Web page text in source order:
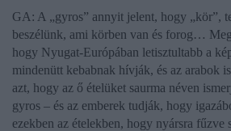
GA: A „gyros” annyit jelent, hogy „kör”,
beszélünk, ami körben van és forog…
hogy Nyugat-Európában letisztultabb a
mindenütt kebabnak hívják, és az arabok
azt, hogy az ő ételüket saurma néven
gyros – és az emberek tudják, hogy
ezekben az ételekben, hogy nyársra